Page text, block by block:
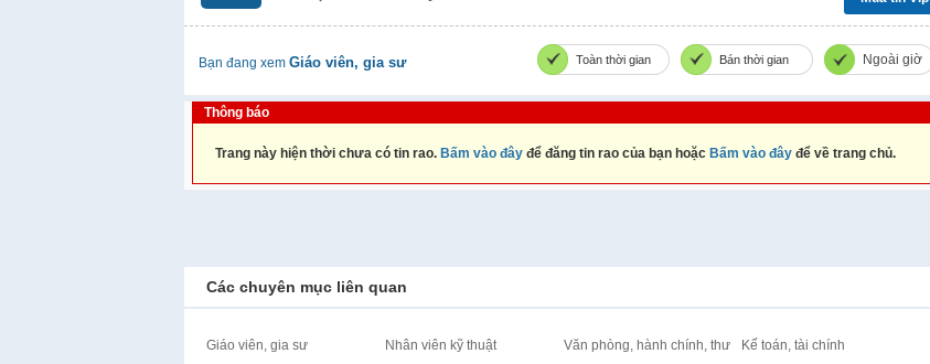
Bạn đang xem Giáo viên, gia sư Toàn thời gian Bán thời gian Ngoài giờ
Thông báo
Trang này hiện thời chưa có tin rao. Bấm vào đây để đăng tin rao của bạn hoặc Bấm vào đây để về trang chủ.
Các chuyên mục liên quan
Giáo viên, gia sư Nhân viên kỹ thuật
Văn phòng, hành chính, thư
Kế toán, tài chính